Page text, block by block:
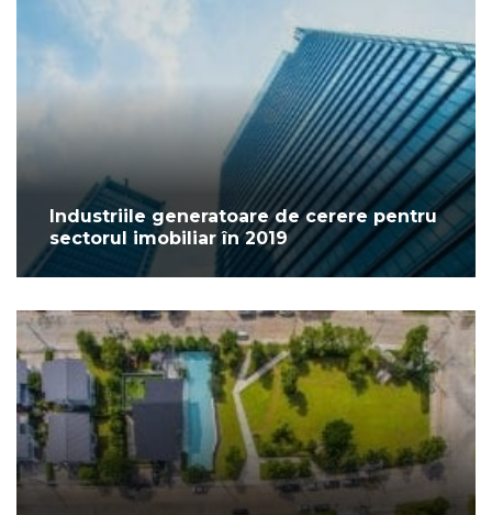
Industriile generatoare de cerere pentru
sectorul imobiliar în 2019